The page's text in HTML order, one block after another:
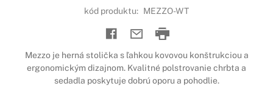
kód produktu: MEZZO-WT
Mezzo je herná stolička s ľahkou kovovou konštrukciou a
ergonomickým dizajnom. Kvalitné polstrovanie chrbta a
sedadla poskytuje dobrú oporu a pohodlie.